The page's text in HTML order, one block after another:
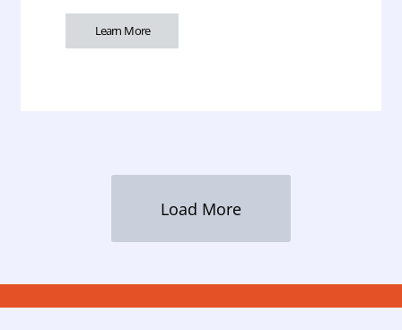
Learn More
Load More